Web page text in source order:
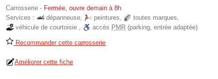
Carrosserie - Fermée, ouvre demain à 8h
Services :
dépanneuse, peintures, toutes marques,
véhicule de courtoisie , accès PMR (parking, entrée adaptée)
Recommander cette carrosserie
Améliorer cette fiche